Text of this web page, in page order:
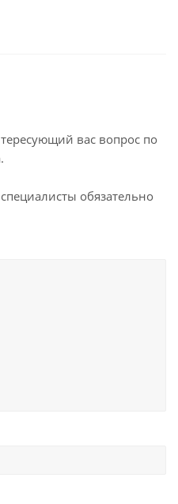
вас вопрос по
обязательно